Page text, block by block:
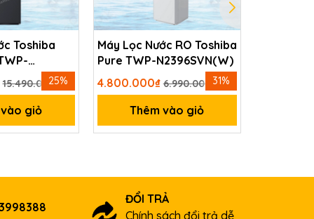
sét,
Toshiba
15.490.000₫25%
giỏ
Máy Lọc Nước RO Toshiba
Pure TWP-N2396SVN(W)
4.800.000₫6.990.000₫31%
Thêm vào giỏ
ĐỔI TRẢ
Chính sách đổi trả dễ